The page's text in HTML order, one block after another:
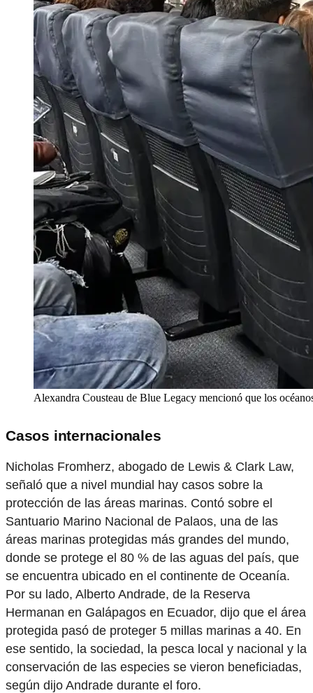
Alexandra Cousteau de Blue Legacy mencionó que los
Casos internacionales
Nicholas Fromherz, abogado de Lewis & Clark Law,
señaló que a nivel mundial hay casos sobre la
protección de las áreas marinas. Contó sobre el
Santuario Marino Nacional de Palaos, una de las
áreas marinas protegidas más grandes del mundo,
donde se protege el 80 % de las aguas del país, que
se encuentra ubicado en el continente de Oceanía.
Por su lado, Alberto Andrade, de la Reserva
Hermanan en Galápagos en Ecuador, dijo que el área
protegida pasó de proteger 5 millas marinas a 40. En
ese sentido, la sociedad, la pesca local y nacional y la
conservación de las especies se vieron beneficiadas,
según dijo Andrade durante el foro.